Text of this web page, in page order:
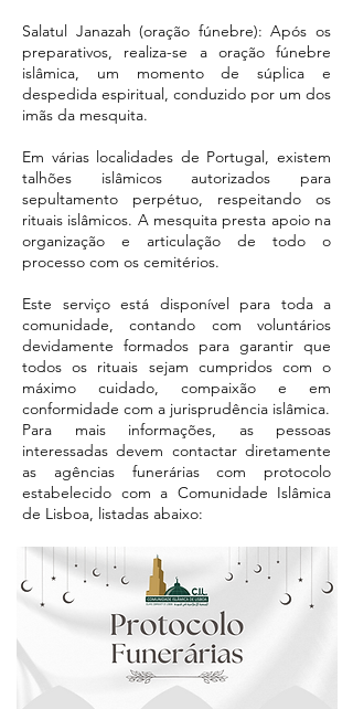
Salatul Janazah (oração fúnebre): Após os
preparativos, realiza-se a oração fúnebre
islâmica, um momento de súplica e
despedida espiritual, conduzido por um dos
imãs da mesquita.
Em várias localidades de Portugal, existem
talhões islâmicos autorizados para
sepultamento perpétuo, respeitando os
rituais islâmicos. A mesquita presta apoio na
organização e articulação de todo o
processo com os cemitérios.
Este serviço está disponível para toda a
comunidade, contando com voluntários
devidamente formados para garantir que
todos os rituais sejam cumpridos com o
máximo cuidado, compaixão e em
conformidade com a jurisprudência islâmica.
Para mais informações, as pessoas
interessadas devem contactar diretamente
as agências funerárias com protocolo
estabelecido com a Comunidade Islâmica
de Lisboa, listadas abaixo: